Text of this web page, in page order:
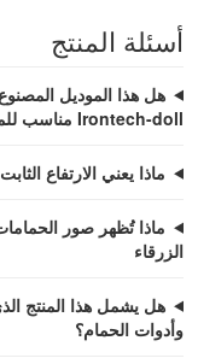
أسئلة المنتج
Irontech-doll مناسب للمساحات الصغيرة؟
ماذا يعني الارتفاع الثابت 65 سم قبل أن أطلب المنتج D04002؟
الزرقاء
وأدوات الحمام؟